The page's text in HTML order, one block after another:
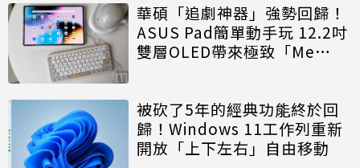
華碩「追劇神器」強勢回歸！
ASUS Pad簡單動手玩 12.2吋
雙層OLED帶來極致「Me
被砍了5年的經典功能終於回
歸！Windows 11工作列重新
開放「上下左右」自由移動